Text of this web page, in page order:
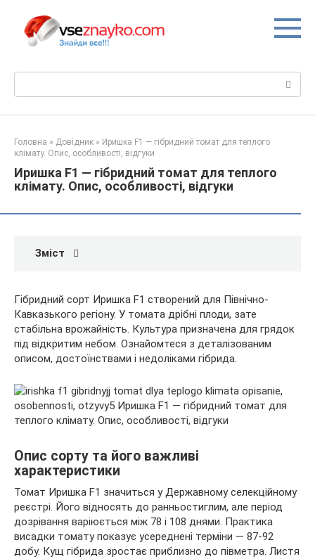
вмісту
Головна » Довідник » Иришка F1 — гібридний томат для теплого
клімату. Опис, особливості, відгуки
Иришка F1 — гібридний томат для теплого
клімату. Опис, особливості, відгуки
Зміст
Гібридний сорт Иришка F1 створений для Північно-
Кавказького регіону. У томата дрібні плоди, зате
стабільна врожайність. Культура призначена для грядок
під відкритим небом. Ознайомтеся з деталізованим
описом, достоїнствами і недоліками гібрида.
Опис сорту та його важливі
характеристики
Томат Иришка F1 значиться у Державному селекційному
реєстрі. Його відносять до ранньостиглим, але період
дозрівання варіюється між 78 і 108 днями. Практика
висадки томату показує усереднені терміни — 87-92
добу. Кущ гібрида зростає приблизно до півметра. Листя